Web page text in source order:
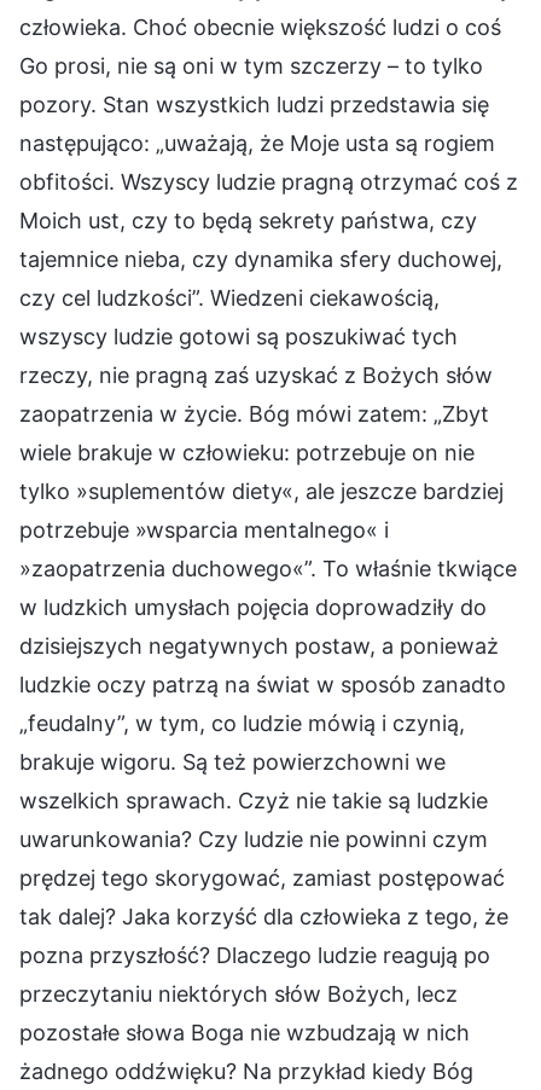
człowieka. Choć obecnie większość ludzi o coś
Go prosi, nie są oni w tym szczerzy – to tylko
pozory. Stan wszystkich ludzi przedstawia się
następująco: „uważają, że Moje usta są rogiem
obfitości. Wszyscy ludzie pragną otrzymać coś z
Moich ust, czy to będą sekrety państwa, czy
tajemnice nieba, czy dynamika sfery duchowej,
czy cel ludzkości”. Wiedzeni ciekawością,
wszyscy ludzie gotowi są poszukiwać tych
rzeczy, nie pragną zaś uzyskać z Bożych słów
zaopatrzenia w życie. Bóg mówi zatem: „Zbyt
wiele brakuje w człowieku: potrzebuje on nie
tylko »suplementów diety«, ale jeszcze bardziej
potrzebuje »wsparcia mentalnego« i
»zaopatrzenia duchowego«”. To właśnie tkwiące
w ludzkich umysłach pojęcia doprowadziły do
dzisiejszych negatywnych postaw, a ponieważ
ludzkie oczy patrzą na świat w sposób zanadto
„feudalny”, w tym, co ludzie mówią i czynią,
brakuje wigoru. Są też powierzchowni we
wszelkich sprawach. Czyż nie takie są ludzkie
uwarunkowania? Czy ludzie nie powinni czym
prędzej tego skorygować, zamiast postępować
tak dalej? Jaka korzyść dla człowieka z tego, że
pozna przyszłość? Dlaczego ludzie reagują po
przeczytaniu niektórych słów Bożych, lecz
pozostałe słowa Boga nie wzbudzają w nich
żadnego oddźwięku? Na przykład kiedy Bóg